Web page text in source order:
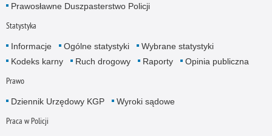
Prawosławne Duszpasterstwo Policji
Statystyka
Informacje Ogólne statystyki
Wybrane statystyki
Kodeks karny
Ruch drogowy Raporty Opinia publiczna
Prawo
Dziennik Urzędowy KGP Wyroki sądowe
Praca w Policji